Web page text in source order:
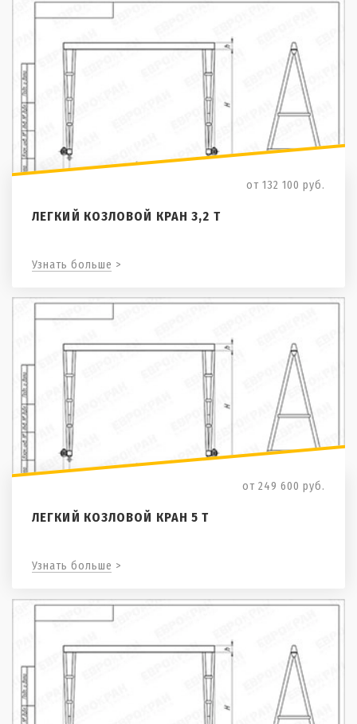
от 132 100 руб.
ЛЕГКИЙ КОЗЛОВОЙ КРАН 3,2 Т
Узнать больше >
от 249 600 руб.
ЛЕГКИЙ КОЗЛОВОЙ КРАН 5 Т
Узнать больше >